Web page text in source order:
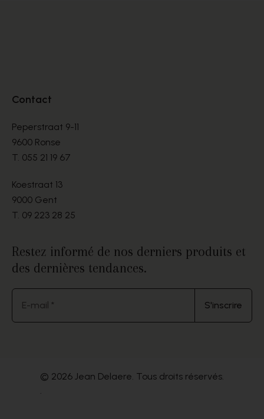
Contact
Peperstraat 9-11
9600 Ronse
T. 055 21 19 67
Koestraat 13
9000 Gent
T. 09 223 28 25
Restez informé de nos derniers produits et
des dernières tendances.
E-mail * S'inscrire
© 2026 Jean Delaere. Tous droits réservés.
.